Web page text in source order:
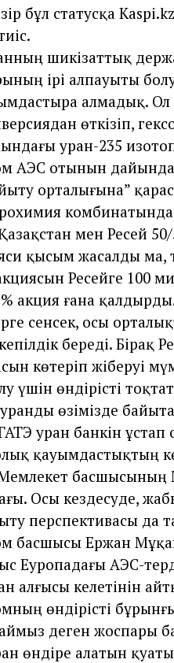
бұл статусқа
шикізаттық
ірі алпауыты
алмадық. Ол
өткізіп,
уран-235
АЭС отынын
орталығына”
мен Ресей
қысым жасалды ма,
Ресейге 100
акция ғана
сенсек, осы
береді. Бірақ
көтеріп жіберуі
үшін өндірісті
өзімізде
уран банкін ұстап
қауымдастықтың
басшысының
Осы кездесуде,
перспективасы да
басшысы Ержан
Еуропадағы АЭС-
алғысы келетінін
өндірісті
деген жоспары
өндіре алатын